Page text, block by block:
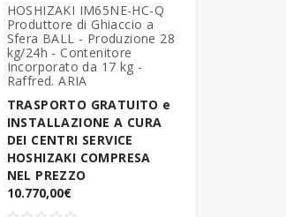
HOSHIZAKI IM65NE-HC-Q
Produttore di Ghiaccio a
Sfera BALL - Produzione 28
kg/24h - Contenitore
Incorporato da 17 kg -
Raffred. ARIA
TRASPORTO GRATUITO e
INSTALLAZIONE A CURA
DEI CENTRI SERVICE
HOSHIZAKI COMPRESA
NEL PREZZO
10.770,00€